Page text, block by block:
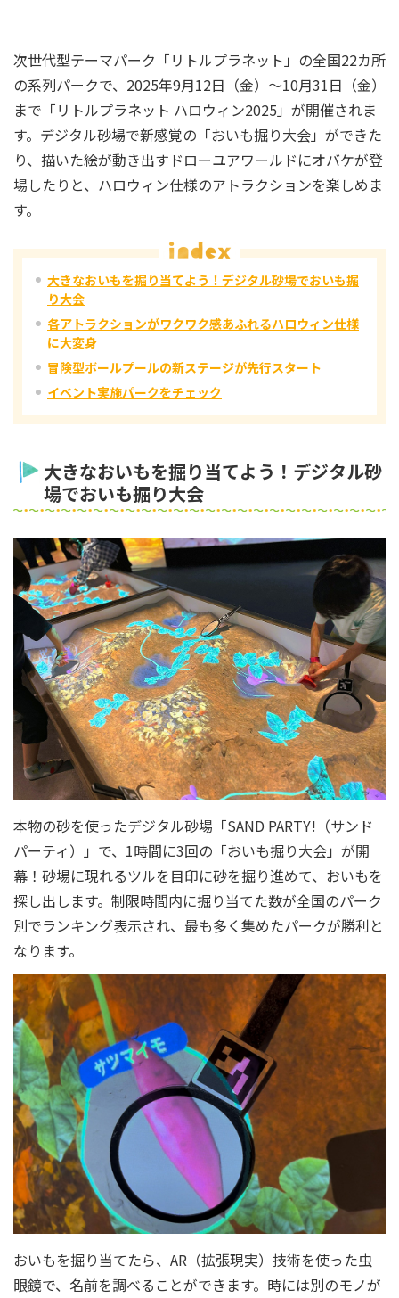
次世代型テーマパーク「リトルプラネット」の全国22カ所
の系列パークで、2025年9月12日（金）～10月31日（金）
まで「リトルプラネット ハロウィン2025」が開催されま
す。デジタル砂場で新感覚の「おいも掘り大会」ができた
り、描いた絵が動き出すドローユアワールドにオバケが登
場したりと、ハロウィン仕様のアトラクションを楽しめま
す。
大きなおいもを掘り当てよう！デジタル砂場でおいも掘
り大会
各アトラクションがワクワク感あふれるハロウィン仕様
に大変身
冒険型ボールプールの新ステージが先行スタート
イベント実施パークをチェック
大きなおいもを掘り当てよう！デジタル砂
場でおいも掘り大会
本物の砂を使ったデジタル砂場「SAND PARTY!（サンド
パーティ）」で、1時間に3回の「おいも掘り大会」が開
幕！砂場に現れるツルを目印に砂を掘り進めて、おいもを
探し出します。制限時間内に掘り当てた数が全国のパーク
別でランキング表示され、最も多く集めたパークが勝利と
なります。
おいもを掘り当てたら、AR（拡張現実）技術を使った虫
眼鏡で、名前を調べることができます。時には別のモノが